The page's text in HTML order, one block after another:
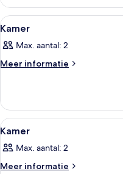
Alle
foto's
voor
Kamer
3
Kamer
Max. aantal: 2
Meer informatie
Meer
Alle
foto's
voor
Kamer
3
Kamer
Max. aantal: 2
Meer informatie
Meer